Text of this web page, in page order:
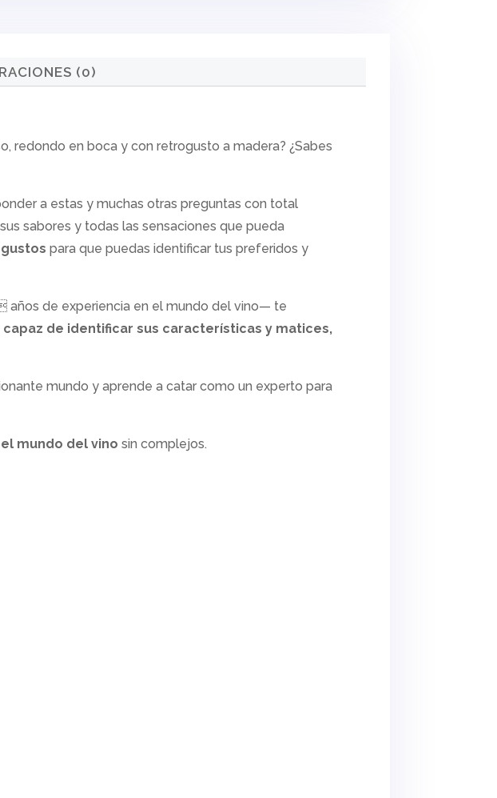
(0)
redondo en boca y con retrogusto a madera? ¿Sabes
a estas y muchas otras preguntas con total
sus sabores y todas las sensaciones que pueda
para que puedas identificar tus preferidos y
años de experiencia en el mundo del vino— te
de identificar sus características y matices,
mundo y aprende a catar como un experto para
mundo del vino sin complejos.